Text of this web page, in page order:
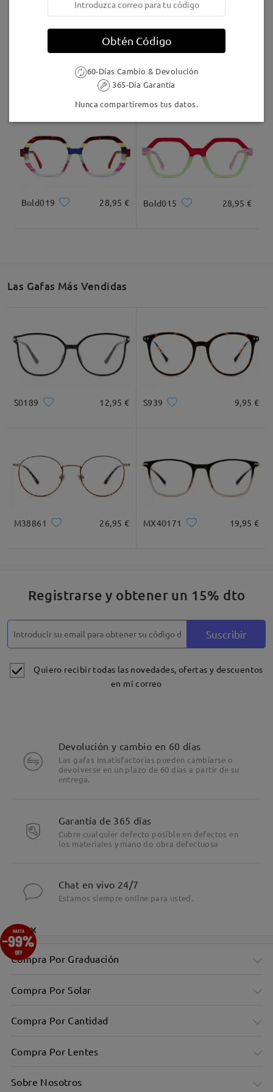
5-7 días laborales detalles
16,95 € Bold002
Bold019 28,95 € Bold015 28,95 €
Las Gafas Más Vendidas
S0189 12,95 € S939 9,95 €
M38861 26,95 € MX40171 19,95 €
Registrarse y obtener un 15% dto
Suscribir
Quiero recibir todas las novedades, ofertas y descuentos
en mi correo
Devolución y cambio en 60 días
Las gafas insatisfactorias pueden cambiarse o
devolverse en un plazo de 60 días a partir de su
entrega.
Garantía de 365 días
Cubre cualquier defecto posible en defectos en
los materiales y mano do obra defectuosa
Chat en vivo 24/7
Estamos siempre online para usted.
Compra Por Graduación
Compra Por Solar
Compra Por Cantidad
Compra Por Lentes
Sobre Nosotros
×
Obtén Código
60-Días Cambio & Devolución
365-Día Garantía
Nunca compartiremos tus datos.